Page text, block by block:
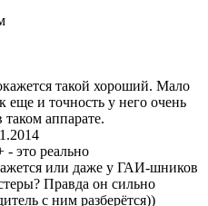
такой хороший. Мало
еще и точность у него очень
аппарате.
- это реально
или даже у ГАИ-шников
Правда он сильно
с ним разберётся))